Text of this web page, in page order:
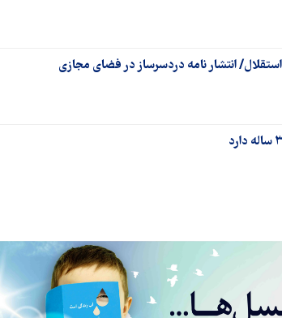
انتشار نامه دردسرساز در فضای مجازی